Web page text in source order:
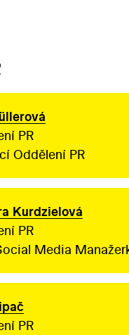
PR
Oddělení PR
Kurdzielová
PR
Media
PR